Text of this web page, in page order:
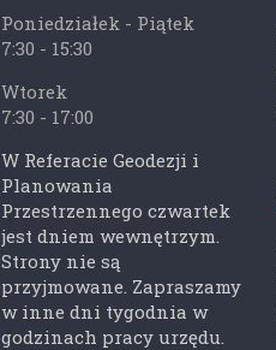
Poniedziałek - Piątek
7:30 - 15:30
Wtorek
7:30 - 17:00
W Referacie Geodezji i
Planowania
Przestrzennego czwartek
jest dniem wewnętrzym.
Strony nie są
przyjmowane. Zapraszamy
w inne dni tygodnia w
godzinach pracy urzędu.